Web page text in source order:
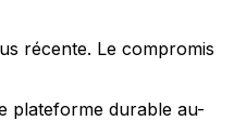
récente. Le compromis
plateforme durable au-